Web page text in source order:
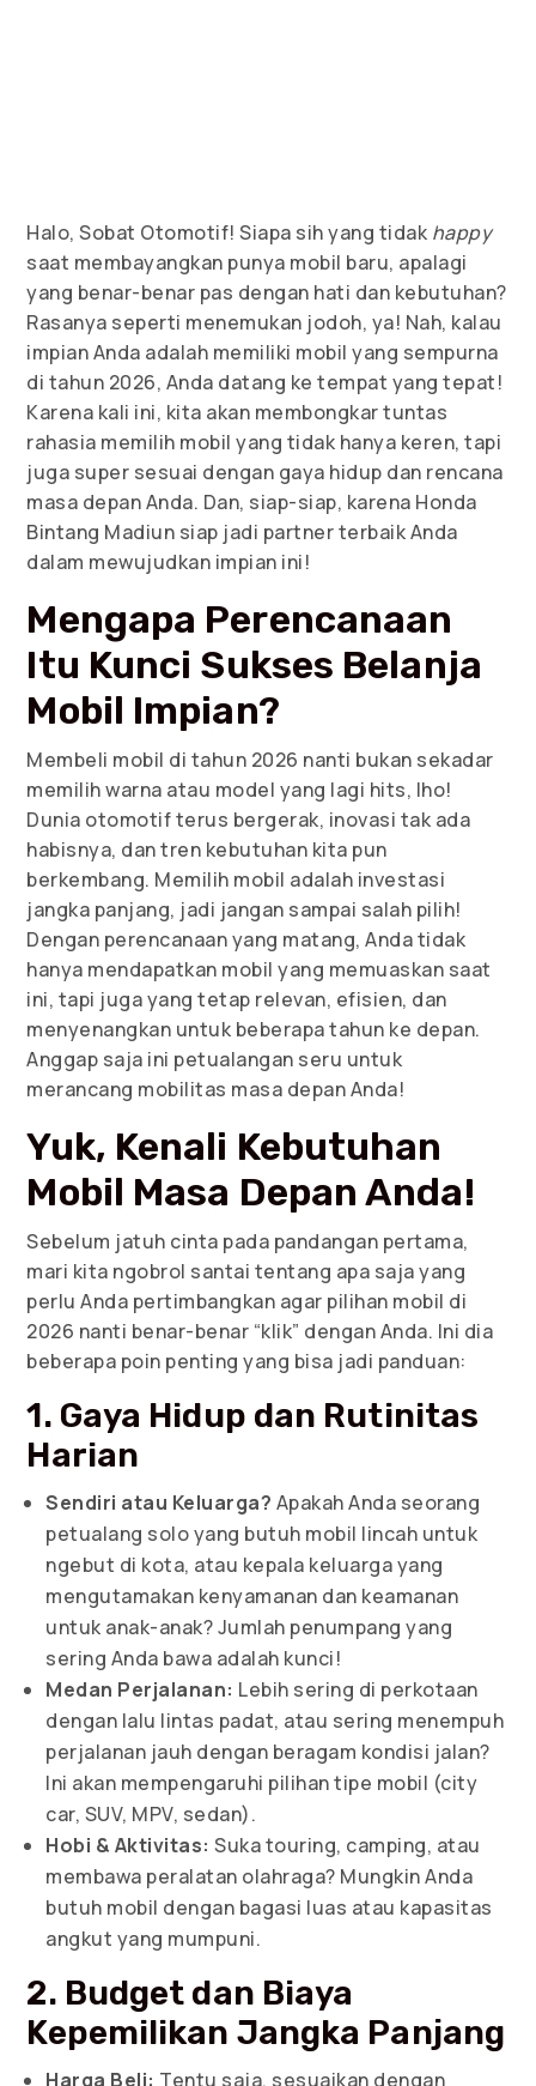
Halo, Sobat Otomotif! Siapa sih yang tidak happy
saat membayangkan punya mobil baru, apalagi
yang benar-benar pas dengan hati dan kebutuhan?
Rasanya seperti menemukan jodoh, ya! Nah, kalau
impian Anda adalah memiliki mobil yang sempurna
di tahun 2026, Anda datang ke tempat yang tepat!
Karena kali ini, kita akan membongkar tuntas
rahasia memilih mobil yang tidak hanya keren, tapi
juga super sesuai dengan gaya hidup dan rencana
masa depan Anda. Dan, siap-siap, karena Honda
Bintang Madiun siap jadi partner terbaik Anda
dalam mewujudkan impian ini!
Mengapa Perencanaan
Itu Kunci Sukses Belanja
Mobil Impian?
Membeli mobil di tahun 2026 nanti bukan sekadar
memilih warna atau model yang lagi hits, lho!
Dunia otomotif terus bergerak, inovasi tak ada
habisnya, dan tren kebutuhan kita pun
berkembang. Memilih mobil adalah investasi
jangka panjang, jadi jangan sampai salah pilih!
Dengan perencanaan yang matang, Anda tidak
hanya mendapatkan mobil yang memuaskan saat
ini, tapi juga yang tetap relevan, efisien, dan
menyenangkan untuk beberapa tahun ke depan.
Anggap saja ini petualangan seru untuk
merancang mobilitas masa depan Anda!
Yuk, Kenali Kebutuhan
Mobil Masa Depan Anda!
Sebelum jatuh cinta pada pandangan pertama,
mari kita ngobrol santai tentang apa saja yang
perlu Anda pertimbangkan agar pilihan mobil di
2026 nanti benar-benar “klik” dengan Anda. Ini dia
beberapa poin penting yang bisa jadi panduan:
1. Gaya Hidup dan Rutinitas
Harian
Sendiri atau Keluarga? Apakah Anda seorang
petualang solo yang butuh mobil lincah untuk
ngebut di kota, atau kepala keluarga yang
mengutamakan kenyamanan dan keamanan
untuk anak-anak? Jumlah penumpang yang
sering Anda bawa adalah kunci!
Medan Perjalanan: Lebih sering di perkotaan
dengan lalu lintas padat, atau sering menempuh
perjalanan jauh dengan beragam kondisi jalan?
Ini akan mempengaruhi pilihan tipe mobil (city
car, SUV, MPV, sedan).
Hobi & Aktivitas: Suka touring, camping, atau
membawa peralatan olahraga? Mungkin Anda
butuh mobil dengan bagasi luas atau kapasitas
angkut yang mumpuni.
2. Budget dan Biaya
Kepemilikan Jangka Panjang
Harga Beli: Tentu saja, sesuaikan dengan